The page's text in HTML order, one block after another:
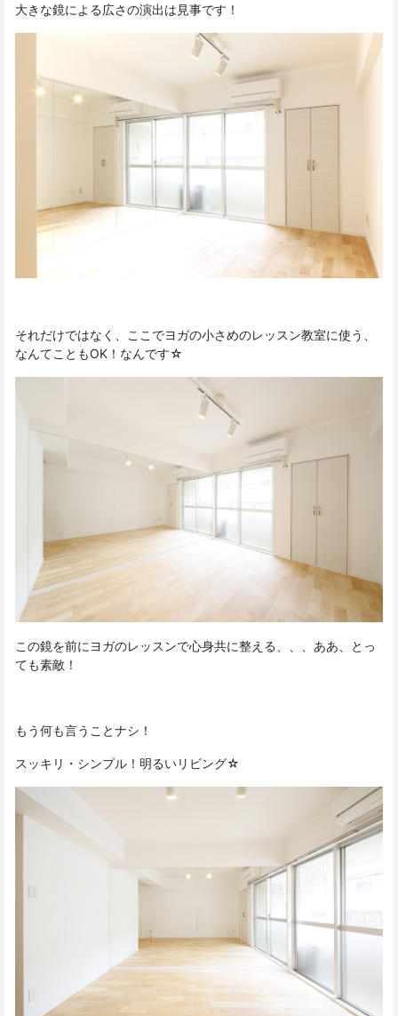
大きな鏡による広さの演出は見事です！
それだけではなく、ここでヨガの小さめのレッスン教室に使う、
なんてこともOK！なんです☆
この鏡を前にヨガのレッスンで心身共に整える、、、ああ、とっ
ても素敵！
もう何も言うことナシ！
スッキリ・シンプル！明るいリビング☆